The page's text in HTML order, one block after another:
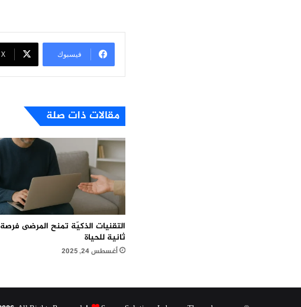
فيسبوك X
مقالات ذات صلة
التقنيات الذكيّة تمنح المرضى فرصة
ثانية للحياة
أغسطس 24, 2025